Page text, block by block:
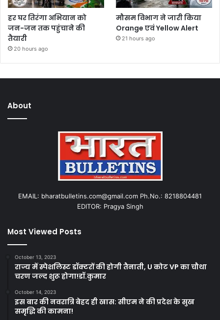
हर घर तिरंगा अभियान को
जन-जन तक पहुंचाने की
तैयारी
20 hours ago
मौसम विभाग ने जारी किया
Orange एवं Yellow Alert
21 hours ago
About
EMAIL: bharatbulletins.com@gmail.com Ph.No.: 8218804481
EDITOR: Pragya Singh
Most Viewed Posts
October 13, 2023
राज्य में स्पेशलिस्ट डॉक्टरों की होगी तैनाती, U कोट VP का चौथा
चरण जल्द शुरू होगा!डॉ.कुमार
October 14, 2023
इस बार की नवरात्रि बेहद ही खास: सीएम ने की प्रदेश के सुख
समृद्धि की कामना!